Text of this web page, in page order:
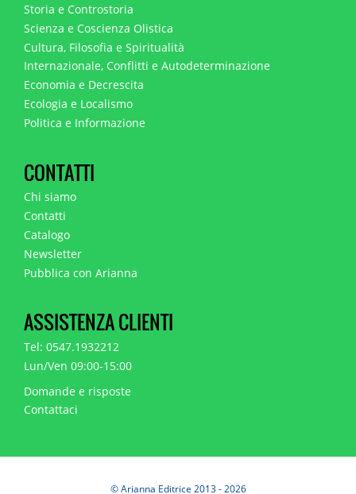
Storia e Controstoria
Scienza e Coscienza Olistica
Cultura, Filosofia e Spiritualità
Internazionale, Conflitti e Autodeterminazione
Economia e Decrescita
Ecologia e Localismo
Politica e Informazione
CONTATTI
Chi siamo
Contatti
Catalogo
Newsletter
Pubblica con Arianna
ASSISTENZA CLIENTI
Tel: 0547.1932212
Lun/Ven 09:00-15:00
Domande e risposte
Contattaci
© Arianna Editrice 2013 - 2026